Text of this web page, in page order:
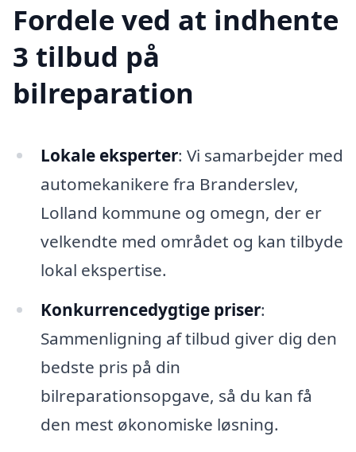
Fordele ved at indhente
3 tilbud på
bilreparation
Lokale eksperter: Vi samarbejder med
automekanikere fra Branderslev,
Lolland kommune og omegn, der er
velkendte med området og kan tilbyde
lokal ekspertise.
Konkurrencedygtige priser:
Sammenligning af tilbud giver dig den
bedste pris på din
bilreparationsopgave, så du kan få
den mest økonomiske løsning.